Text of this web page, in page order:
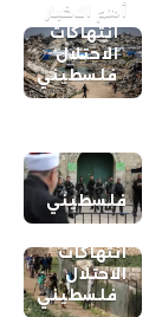
أهم الاخبار
انتهاكات
الاحتلال
فلسطيني
فلسطيني
انتهاكات
الاحتلال
فلسطيني